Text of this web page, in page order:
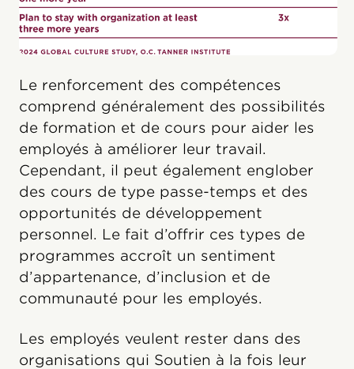
Le renforcement des compétences
comprend généralement des possibilités
de formation et de cours pour aider les
employés à améliorer leur travail.
Cependant, il peut également englober
des cours de type passe-temps et des
opportunités de développement
personnel. Le fait d’offrir ces types de
programmes accroît un sentiment
d’appartenance, d’inclusion et de
communauté pour les employés.
Les employés veulent rester dans des
organisations qui Soutien à la fois leur